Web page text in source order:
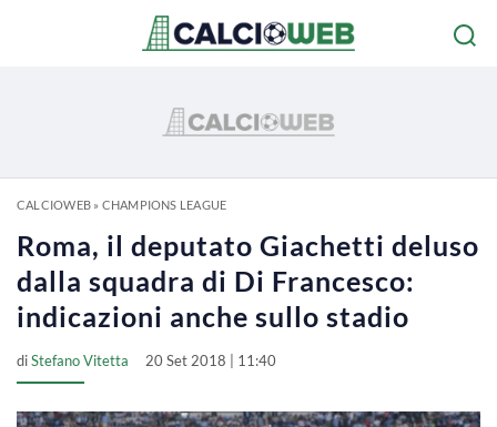
CALCIOWEB» CHAMPIONS LEAGUE
Roma, il deputato Giachetti deluso
dalla squadra di Di Francesco:
indicazioni anche sullo stadio
diStefano Vitetta 20 Set 2018 | 11:40